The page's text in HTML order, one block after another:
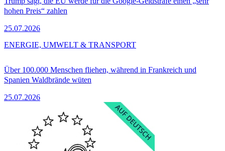
hohen Preis“ zahlen
25.07.2026
Über 100.000 Menschen fliehen, während in Frankreich und
Spanien Waldbrände wüten
25.07.2026
ENERGIE, UMWELT & TRANSPORT